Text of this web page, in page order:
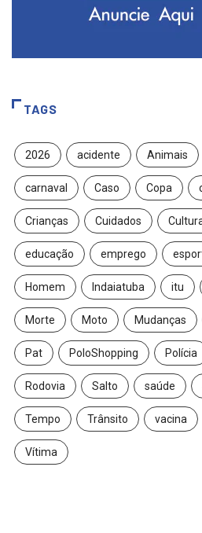
TAGS
2026 acidente Animais
carnaval Caso Copa
Crianças Cuidados
educação emprego
Homem Indaiatuba itu
Morte Moto Mudanças
Pat PoloShopping Polícia
Rodovia Salto saúde
Tempo Trânsito vacina
Vítima